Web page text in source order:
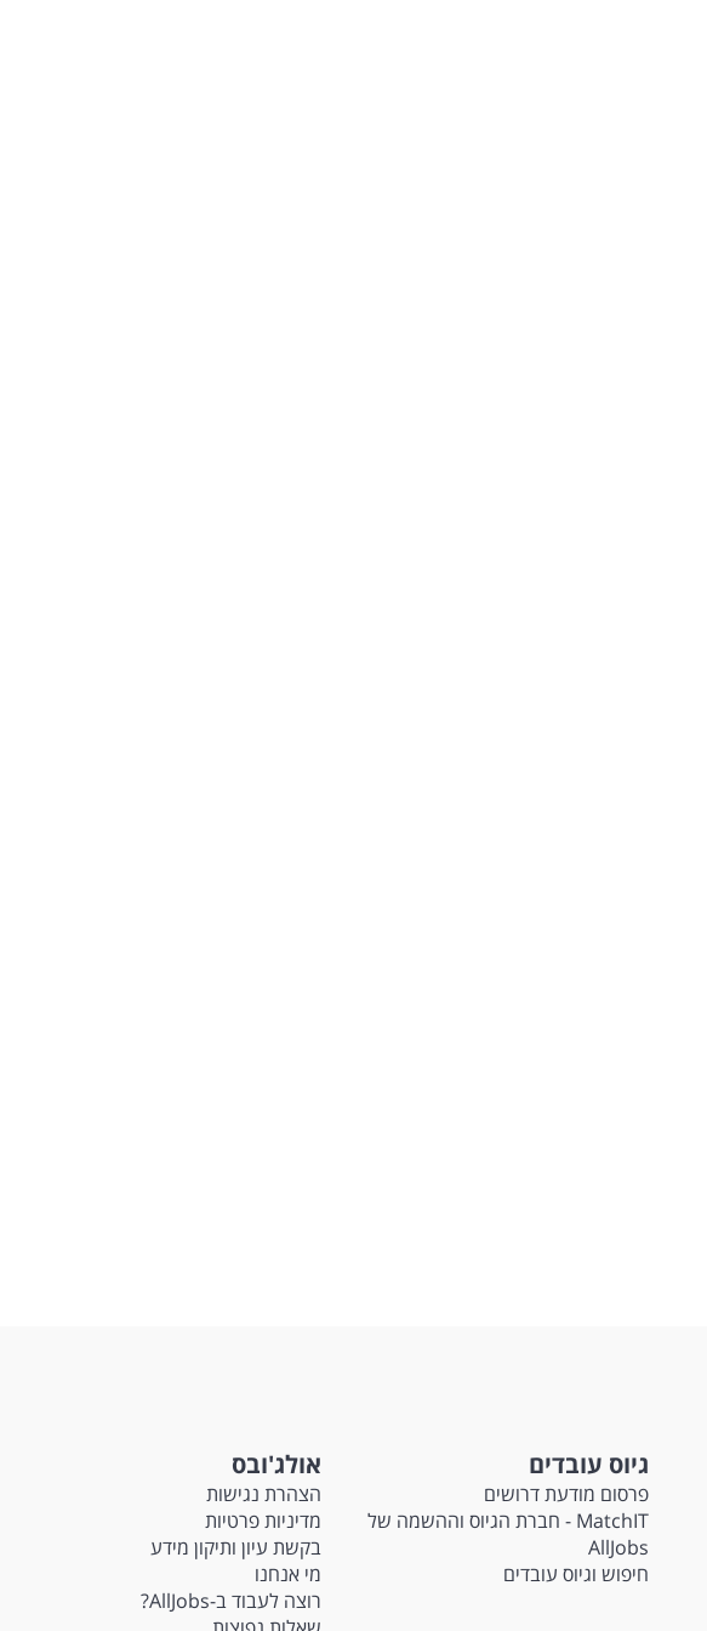
גיוס עובדים
פרסום מודעת דרושים
MatchIT - חברת הגיוס וההשמה של
AllJobs
חיפוש וגיוס עובדים
אולג'ובס
הצהרת נגישות
מדיניות פרטיות
בקשת עיון ותיקון מידע
מי אנחנו
רוצה לעבוד ב-AllJobs?